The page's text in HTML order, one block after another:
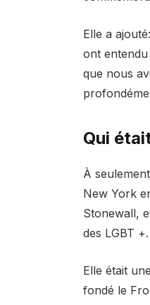
Elle a
ont
que nous
Qui
À
New York
Stonewall,
des LGBT +.
Elle était
fondé le